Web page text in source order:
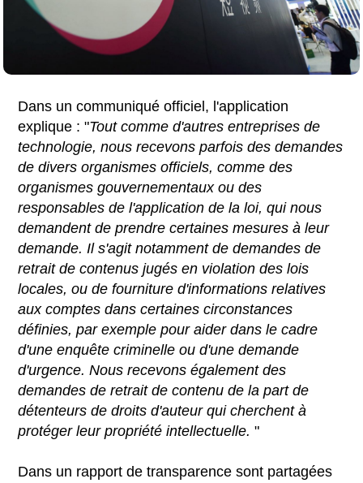
Dans un communiqué officiel, l'application
explique : "Tout comme d'autres entreprises de
technologie, nous recevons parfois des demandes
de divers organismes officiels, comme des
organismes gouvernementaux ou des
responsables de l'application de la loi, qui nous
demandent de prendre certaines mesures à leur
demande. Il s'agit notamment de demandes de
retrait de contenus jugés en violation des lois
locales, ou de fourniture d'informations relatives
aux comptes dans certaines circonstances
définies, par exemple pour aider dans le cadre
d'une enquête criminelle ou d'une demande
d'urgence. Nous recevons également des
demandes de retrait de contenu de la part de
détenteurs de droits d'auteur qui cherchent à
protéger leur propriété intellectuelle."
Dans un rapport de transparence sont partagées